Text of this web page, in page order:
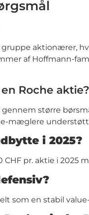
gruppe aktionærer,
af Hoffmann-
Roche aktie?
større
mæglere
i 2025?
CHF pr. aktie i 2025
som en stabil